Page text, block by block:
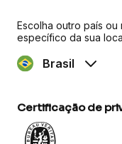
Escolha outro país
específico da sua
Brasil
Certificação de